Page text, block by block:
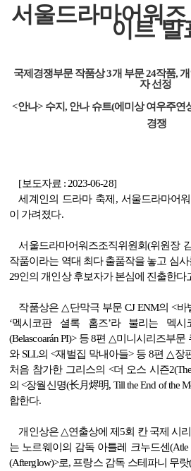
서울드라마어워즈
이트 발
국제경쟁부문 작품상3개 부문24작품,
자 선정
<안나> 수지, 안나 슈트(에미상 여우주연
경쟁
[보도자료 : 2023-06-28]
세계인의 드라마 축제 , 서울드라마어
이 가려졌다.
서울드라마어워즈조직위원회(위원장
작품이라는 역대 최다 출품작을 놓고 심
29인의 개인상 후보자가 본심에 진출한다
작품상은 △단막극 부문CJ ENM의<바
‘멕시코판 셜록 홈즈’라 불리는 멕시
(Belascoarán PI)> 등8편 △미니시리즈부문
와SLL의<재벌집 막내아들> 등 8편 △장
처음 참가한 그리스의 <더 오스 시즌
의 <장월신명(长月烬明, Till the End of the
합한다.
개인상은 △연출상에 제5회 칸 국제 시
는 노르웨이의 감독 아틀레 크누드센(Atle
(Afterglow)>로, 프랑스 감독 스테파니 무랏